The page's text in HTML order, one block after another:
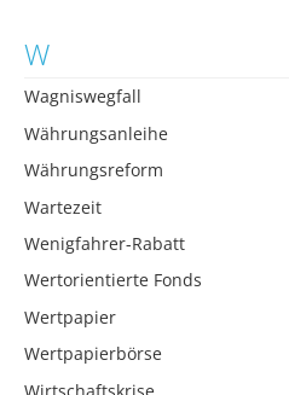
W
Wagniswegfall
Währungsanleihe
Währungsreform
Wartezeit
Wenigfahrer-Rabatt
Wertorientierte Fonds
Wertpapier
Wertpapierbörse
Wirtschaftskrise